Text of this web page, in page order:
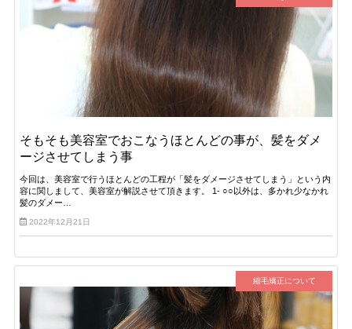
そもそも美容室でおこなうほとんどの事が、髪をダメ
ージさせてしまう事
今回は、美容室で行うほとんどの工程が「髪をダメージさせてしまう」という内
容に関しまして、美容室が解説させて頂きます。 1- ○○以外は、多かれ少なかれ
髪のダメー…
2022年12月21日
縮毛矯正について